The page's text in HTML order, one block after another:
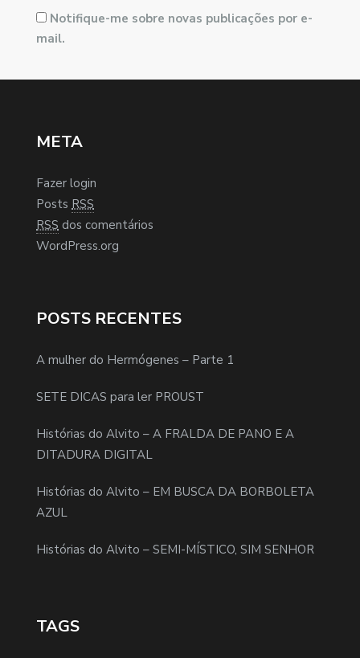
Notifique-me sobre novas publicações por e-
mail.
META
Fazer login
Posts RSS
RSS dos comentários
WordPress.org
POSTS RECENTES
A mulher do Hermógenes – Parte 1
SETE DICAS para ler PROUST
Histórias do Alvito – A FRALDA DE PANO E A
DITADURA DIGITAL
Histórias do Alvito – EM BUSCA DA BORBOLETA
AZUL
Histórias do Alvito – SEMI-MÍSTICO, SIM SENHOR
TAGS